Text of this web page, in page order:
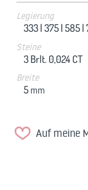
Legierung
333 |375 |585 |
Steine
3 Brlt. 0,024 CT
Breite
5 mm
Auf meine